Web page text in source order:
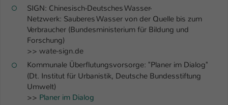
SIGN: Chinesisch-Deutsches Wasser-
Netzwerk: Sauberes Wasser von der Quelle bis zum
Verbraucher (Bundesministerium für Bildung und
Forschung)
>> wate-sign.de
Kommunale Überflutungsvorsorge: "Planer im Dialog"
(Dt. Institut für Urbanistik, Deutsche Bundesstiftung
Umwelt)
>> Planer im Dialog
Laufzeit 1 Tag
Zweck
Dieser Cookie teilt der Webseite mit, ob
angemeldet ist und Rechte besitzt diese
zu verwalten.